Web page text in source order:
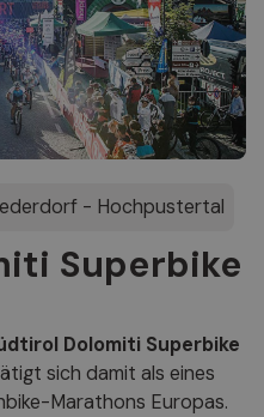
- Hochpustertal
Superbike
Dolomiti Superbike
sich damit als eines
Marathons Europas.